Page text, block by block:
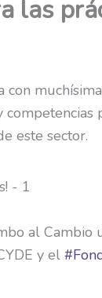
las
con
este sector.
al Cambio
y el